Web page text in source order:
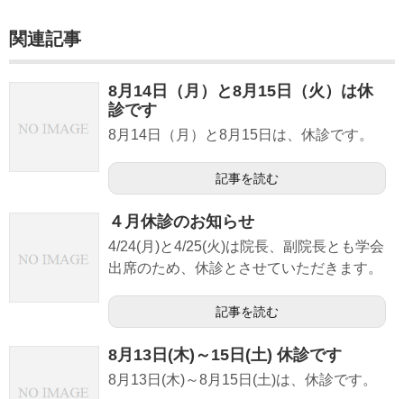
関連記事
8月14日（月）と8月15日（火）は休
診です
8月14日（月）と8月15日は、休診です。
記事を読む
４月休診のお知らせ
4/24(月)と4/25(火)は院長、副院長とも学会
出席のため、休診とさせていただきます。
記事を読む
8月13日(木)～15日(土) 休診です
8月13日(木)～8月15日(土)は、休診です。
アクセス